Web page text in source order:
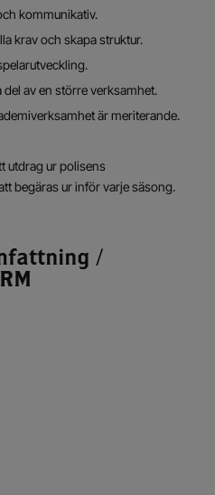
kommunikativ.
krav och skapa struktur.
av en större verksamhet.
är meriterande.
utdrag ur polisens
begäras ur inför varje säsong.
/